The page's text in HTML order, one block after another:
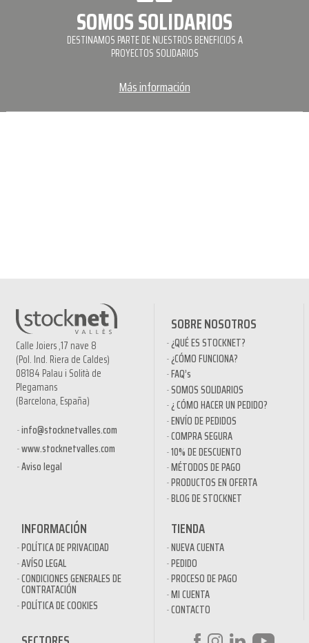
SOMOS SOLIDARIOS
DESTINAMOS PARTE DE NUESTROS BENEFICIOS A
PROYECTOS SOLIDARIOS
Más información
Calle Joiers ,17 nave 8
(Pol. Ind. Riera de Caldes)
08184 Palau i Solità de
Plegamans
(Barcelona, España)
info@stocknetvalles.com
www.stocknetvalles.com
Aviso legal
SOBRE NOSOTROS
¿QUÉ ES STOCKNET?
¿CÓMO FUNCIONA?
FAQ’s
SOMOS SOLIDARIOS
¿ CÓMO HACER UN PEDIDO?
ENVÍO DE PEDIDOS
COMPRA SEGURA
10% DE DESCUENTO
MÉTODOS DE PAGO
PRODUCTOS EN OFERTA
BLOG DE STOCKNET
INFORMACIÓN
POLÍTICA DE PRIVACIDAD
AVÍSO LEGAL
CONDICIONES GENERALES DE
CONTRATACIÓN
POLÍTICA DE COOKIES
TIENDA
NUEVA CUENTA
PEDIDO
PROCESO DE PAGO
MI CUENTA
CONTACTO